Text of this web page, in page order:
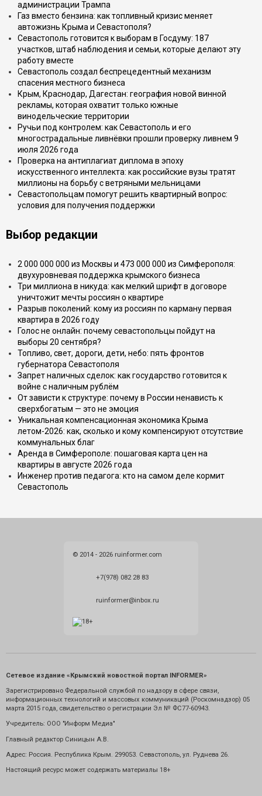
администрации Трампа
Газ вместо бензина: как топливный кризис меняет
автожизнь Крыма и Севастополя?
Севастополь готовится к выборам в Госдуму: 187
участков, штаб наблюдения и семьи, которые делают эту
работу вместе
Севастополь создал беспрецедентный механизм
спасения местного бизнеса
Крым, Краснодар, Дагестан: география новой винной
рекламы, которая охватит только южные
винодельческие территории
Ручьи под контролем: как Севастополь и его
многострадальные ливнёвки прошли проверку ливнем 9
июля 2026 года
Проверка на антиплагиат диплома в эпоху
искусственного интеллекта: как российские вузы тратят
миллионы на борьбу с ветряными мельницами
Севастопольцам помогут решить квартирный вопрос:
условия для получения поддержки
Выбор редакции
2 000 000 000 из Москвы и 473 000 000 из Симферополя:
двухуровневая поддержка крымского бизнеса
Три миллиона в никуда: как мелкий шрифт в договоре
уничтожит мечты россиян о квартире
Разрыв поколений: кому из россиян по карману первая
квартира в 2026 году
Голос не онлайн: почему севастопольцы пойдут на
выборы 20 сентября?
Топливо, свет, дороги, дети, небо: пять фронтов
губернатора Севастополя
Запрет наличных сделок: как государство готовится к
войне с наличным рублём
От зависти к структуре: почему в России ненависть к
сверхбогатым — это не эмоция
Уникальная компенсационная экономика Крыма
летом-2026: как, сколько и кому компенсируют отсутствие
коммунальных благ
Аренда в Симферополе: пошаговая карта цен на
квартиры в августе 2026 года
Инженер против педагога: кто на самом деле кормит
Севастополь
© 2014 - 2026 ruinformer.com
+7(978) 082 28 83
ruinformer@inbox.ru
Сетевое издание «Крымский новостной портал INFORMER»
Зарегистрировано Федеральной службой по надзору в сфере связи,
информационных технологий и массовых коммуникаций (Роскомнадзор) 05
марта 2015 года, свидетельство о регистрации Эл № ФС77-60943.
Учредитель: ООО "Информ Медиа"
Главный редактор Синицын А.В.
Адрес: Россия. Республика Крым. 299053. Севастополь, ул. Руднева 26.
Настоящий ресурс может содержать материалы 18+